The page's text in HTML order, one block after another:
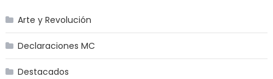
Arte y Revolución
Declaraciones MC
Destacados